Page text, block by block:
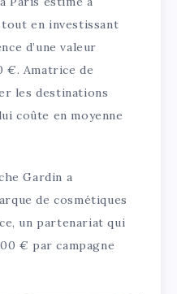
en investissant
d’une valeur
€. Amatrice de
les destinations
coûte en moyenne
Gardin a
de cosmétiques
un partenariat qui
€ par campagne